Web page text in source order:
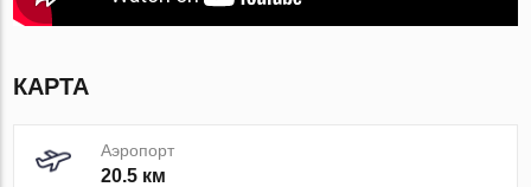
КАРТА
Аэропорт
20.5 км